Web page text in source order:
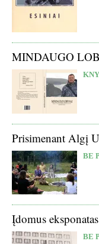
MINDAUGO
Prisimenant Algį
BE
Įdomus eksponatas
BE